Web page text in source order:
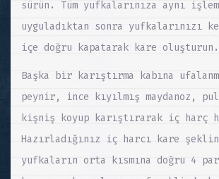
sürün. Tüm yufkalarınıza aynı
uyguladıktan sonra yufkalarınızı
içe doğru kapatarak kare oluşturun.
Başka bir karıştırma kabına
peynir, ince kıyılmış maydanoz,
kişniş koyup karıştırarak iç harç
Hazırladığınız iç harcı kare
yufkaların orta kısmına doğru 4